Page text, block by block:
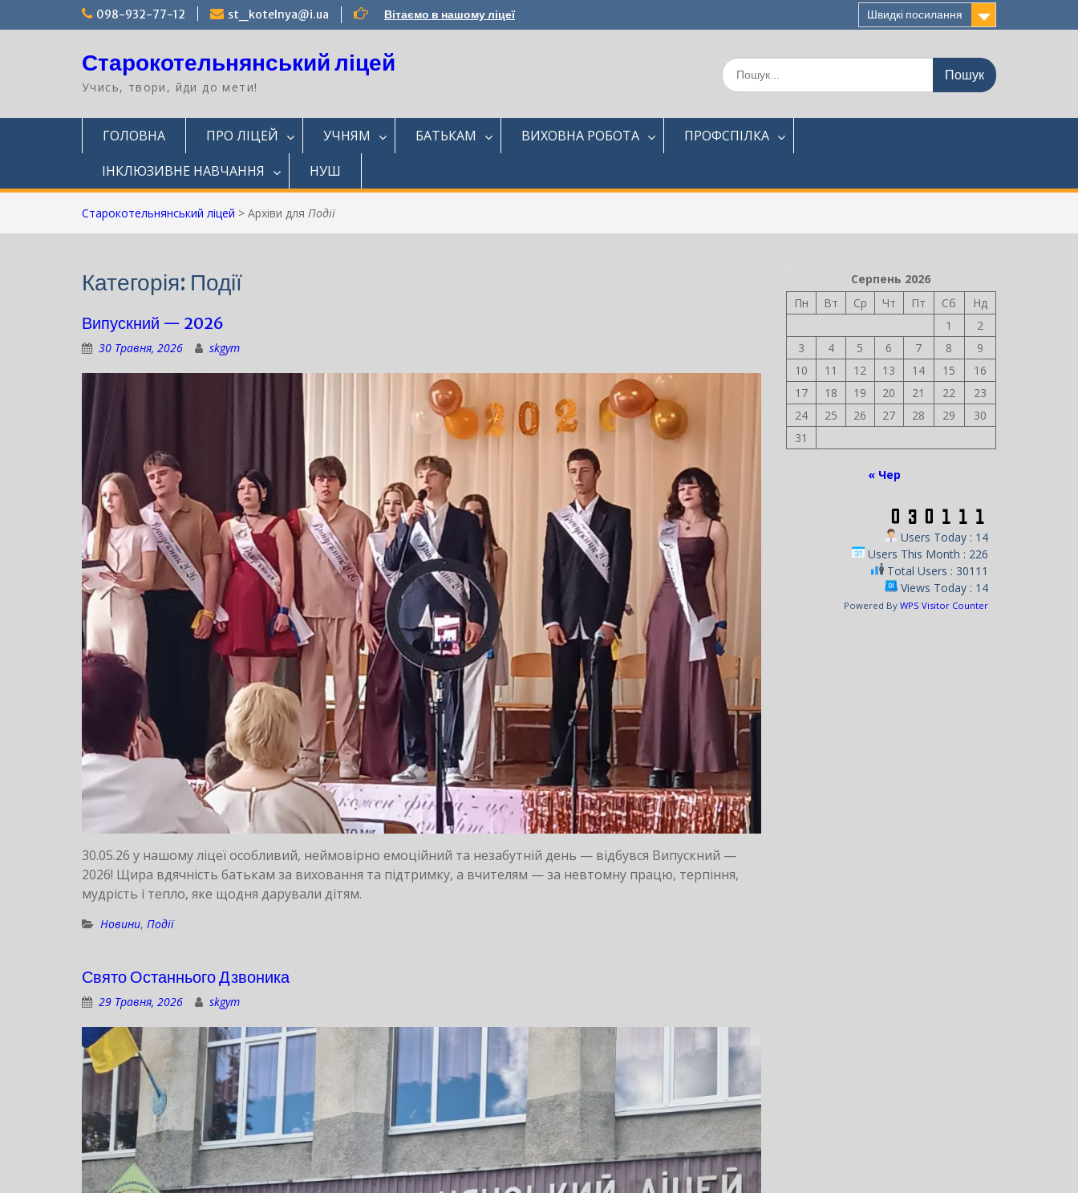
098-932-77-12 st_kotelnya@i.ua Вітаємо в нашому ліцеї Швидкі посилання
Старокотельнянський ліцей
Учись, твори, йди до мети!
Шукати:
ГОЛОВНА ПРО ЛІЦЕЙ УЧНЯМ БАТЬКАМ ВИХОВНА РОБОТА
ПРОФСПІЛКА
ІНКЛЮЗИВНЕ НАВЧАННЯ
НУШ
Старокотельнянський ліцей > Архіви для Події
Категорія: Події
Випускний — 2026
30 Травня, 2026 skgym
30.05.26 у нашому ліцеї особливий, неймовірно емоційний та незабутній день — відбувся Випускний —
2026! Щира вдячність батькам за виховання та підтримку, а вчителям — за невтомну працю, терпіння,
мудрість і тепло, яке щодня дарували дітям.
Новини, Події
Свято Останнього Дзвоника
29 Травня, 2026 skgym
Серпень 2026
Пн
Вт Ср Чт Пт Сб
Нд
1
2
3
4 5 6 7 8
9
10
11 12 13 14 15
16
17
18 19 20 21 22
23
24
25 26 27 28 29
30
31
« Чер
Users Today : 14
Users This Month : 226
Total Users : 30111
Views Today : 14
Powered By WPS Visitor Counter